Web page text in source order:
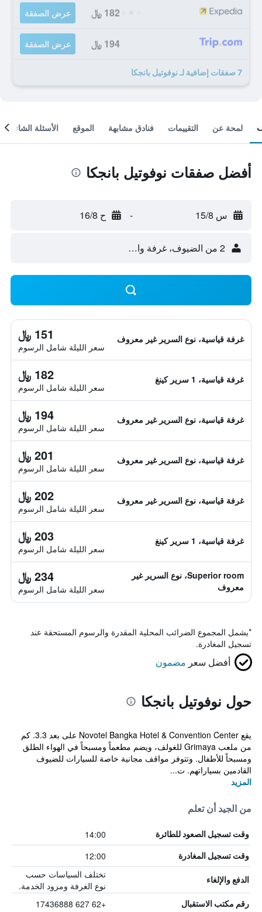
182 ﷼ عرض الصفقة
194 ﷼ عرض الصفقة
7 صفقات إضافية لـ نوفوتيل بانجكا
لمحة عن التقييمات فنادق مشابهة الموقع الأسئلة الشائعة
أفضل صفقات نوفوتيل بانجكا
س 15/8 - ح 16/8
2 من الضيوف، غرفة واحدة
غرفة قياسية، نوع السرير غير معروف 151 ﷼
سعر الليلة شامل الرسوم
غرفة قياسية، 1 سرير كينغ 182 ﷼
سعر الليلة شامل الرسوم
غرفة قياسية، نوع السرير غير معروف 194 ﷼
سعر الليلة شامل الرسوم
غرفة قياسية، نوع السرير غير معروف 201 ﷼
سعر الليلة شامل الرسوم
غرفة قياسية، نوع السرير غير معروف 202 ﷼
سعر الليلة شامل الرسوم
غرفة قياسية، 1 سرير كينغ 203 ﷼
سعر الليلة شامل الرسوم
Superior room، نوع السرير غير
معروف
234 ﷼
سعر الليلة شامل الرسوم
*يشمل المجموع الضرائب المحلية المقدرة والرسوم المستحقة عند
تسجيل المغادرة.
أفضل سعر مضمون
حول نوفوتيل بانجكا
يقع Novotel Bangka Hotel & Convention Center على بعد 3.3. كم
من ملعب Grimaya للغولف، ويضم مطعماً ومسبحاً في الهواء الطلق
ومسبحاً للأطفال. وتتوفر مواقف مجانية خاصة للسيارات للضيوف
القادمين بسياراتهم. ت...
المزيد
من الجيد أن تعلم
وقت تسجيل الصعود للطائرة 14:00
وقت تسجيل المغادرة 12:00
الدفع والإلغاء
تختلف السياسات حسب
نوع الغرفة ومزود الخدمة.
رقم مكتب الاستقبال +62 627 17436888